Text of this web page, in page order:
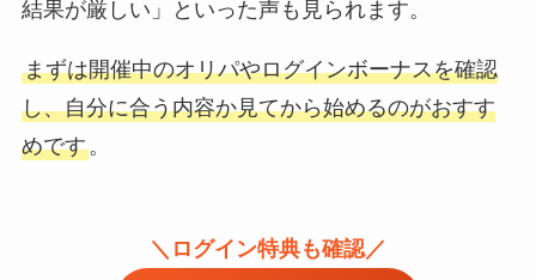
結果が厳しい」といった声も見られます。
まずは開催中のオリパやログインボーナスを確認
し、自分に合う内容か見てから始めるのがおすす
めです。
＼ログイン特典も確認／